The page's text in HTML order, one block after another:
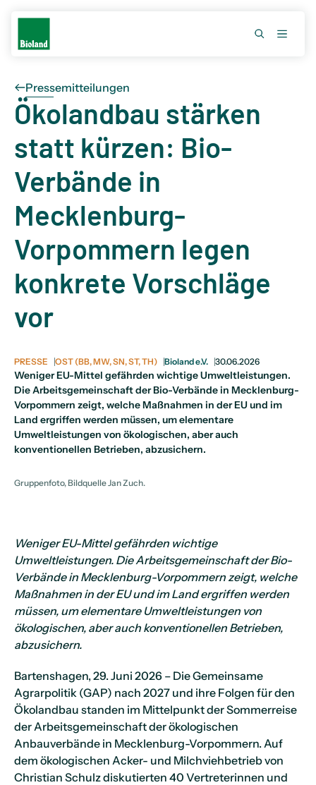
Pressemitteilungen
Ökolandbau stärken
statt kürzen: Bio-
Verbände in
Mecklenburg-
Vorpommern legen
konkrete Vorschläge
vor
PRESSE OST (BB, MW, SN, ST, TH) Bioland e.V. 30.06.2026
Weniger EU-Mittel gefährden wichtige Umweltleistungen.
Die Arbeitsgemeinschaft der Bio-Verbände in Mecklenburg-
Vorpommern zeigt, welche Maßnahmen in der EU und im
Land ergriffen werden müssen, um elementare
Umweltleistungen von ökologischen, aber auch
konventionellen Betrieben, abzusichern.
Gruppenfoto, Bildquelle Jan Zuch.
Weniger EU-Mittel gefährden wichtige
Umweltleistungen. Die Arbeitsgemeinschaft der Bio-
Verbände in Mecklenburg-Vorpommern zeigt, welche
Maßnahmen in der EU und im Land ergriffen werden
müssen, um elementare Umweltleistungen von
ökologischen, aber auch konventionellen Betrieben,
abzusichern.
Bartenshagen, 29. Juni 2026 – Die Gemeinsame
Agrarpolitik (GAP) nach 2027 und ihre Folgen für den
Ökolandbau standen im Mittelpunkt der Sommerreise
der Arbeitsgemeinschaft der ökologischen
Anbauverbände in Mecklenburg-Vorpommern. Auf
dem ökologischen Acker- und Milchviehbetrieb von
Christian Schulz diskutierten 40 Vertreterinnen und